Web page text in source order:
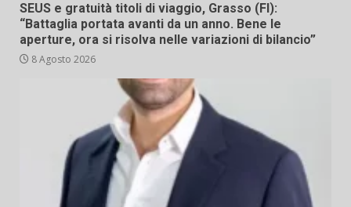
SEUS e gratuità titoli di viaggio, Grasso (FI):
“Battaglia portata avanti da un anno. Bene le
aperture, ora si risolva nelle variazioni di bilancio”
8 Agosto 2026